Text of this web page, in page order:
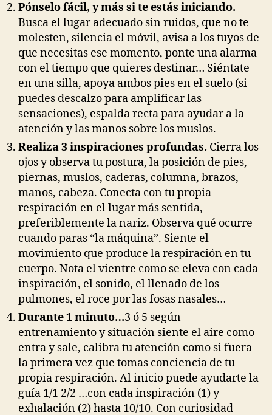
Pónselo fácil, y más si te estás iniciando.
Busca el lugar adecuado sin ruidos, que no te
molesten, silencia el móvil, avisa a los tuyos de
que necesitas ese momento, ponte una alarma
con el tiempo que quieres destinar… Siéntate
en una silla, apoya ambos pies en el suelo (si
puedes descalzo para amplificar las
sensaciones), espalda recta para ayudar a la
atención y las manos sobre los muslos.
Realiza 3 inspiraciones profundas. Cierra los
ojos y observa tu postura, la posición de pies,
piernas, muslos, caderas, columna, brazos,
manos, cabeza. Conecta con tu propia
respiración en el lugar más sentida,
preferiblemente la nariz. Observa qué ocurre
cuando paras “la máquina”. Siente el
movimiento que produce la respiración en tu
cuerpo. Nota el vientre como se eleva con cada
inspiración, el sonido, el llenado de los
pulmones, el roce por las fosas nasales…
Durante 1 minuto…3 ó 5 según
entrenamiento y situación siente el aire como
entra y sale, calibra tu atención como si fuera
la primera vez que tomas conciencia de tu
propia respiración. Al inicio puede ayudarte la
guía 1/1 2/2 …con cada inspiración (1) y
exhalación (2) hasta 10/10. Con curiosidad